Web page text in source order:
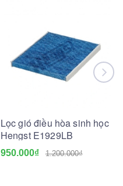
Lọc gió điều hòa sinh học
Hengst E1929LB
950.000₫ 1.200.000₫